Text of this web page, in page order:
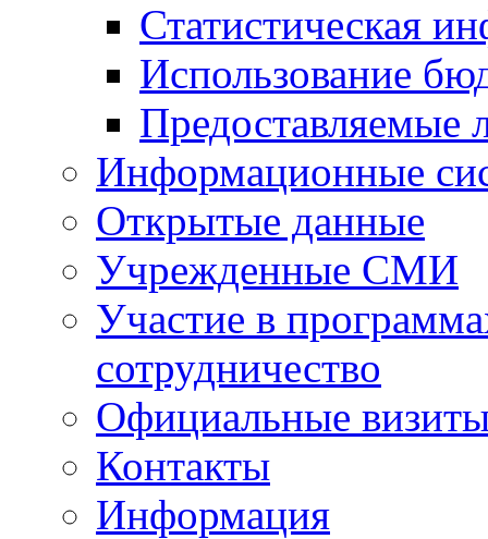
Статистическая
Использование
Предоставляемые
Информационные
Открытые данные
Учрежденные СМИ
Участие в
сотрудничество
Официальные
Контакты
Информация